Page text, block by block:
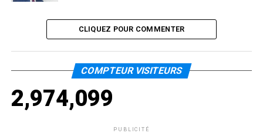
CLIQUEZ POUR COMMENTER
COMPTEUR VISITEURS
2,974,099
PUBLICITÉ